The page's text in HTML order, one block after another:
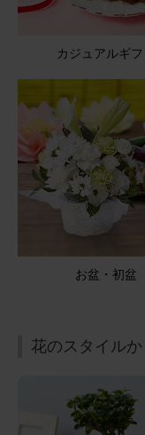
ブルーミーユーザーさ
用途：
自宅用
好きなカラー
写真で見るよりボ
アレンジメント(黄
50代
お誕生日のプレゼ
月のお誕生日に、
節感のある素敵な
かったです。
カジュアルギフ
お盆・初盆
花のスタイル